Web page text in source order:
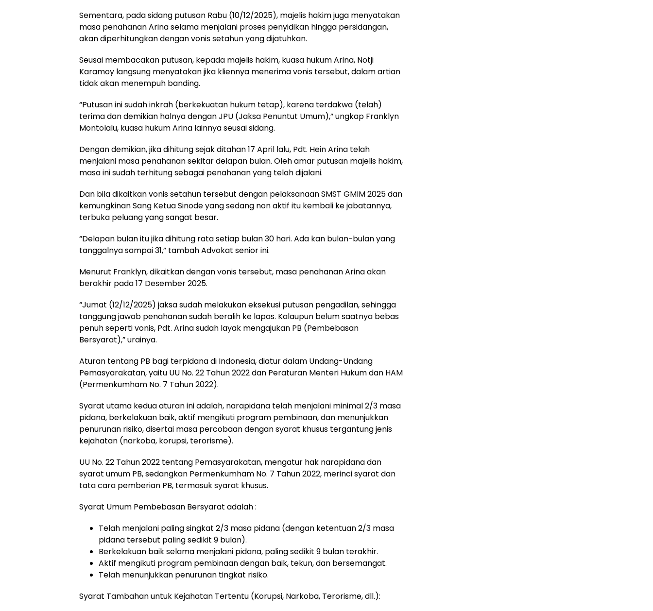
Sementara, pada sidang putusan Rabu (10/12/2025), majelis hakim juga menyatakan
masa penahanan Arina selama menjalani proses penyidikan hingga persidangan,
akan diperhitungkan dengan vonis setahun yang dijatuhkan.
Seusai membacakan putusan, kepada majelis hakim, kuasa hukum Arina, Notji
Karamoy langsung menyatakan jika kliennya menerima vonis tersebut, dalam artian
tidak akan menempuh banding.
“Putusan ini sudah inkrah (berkekuatan hukum tetap), karena terdakwa (telah)
terima dan demikian halnya dengan JPU (Jaksa Penuntut Umum),” ungkap Franklyn
Montolalu, kuasa hukum Arina lainnya seusai sidang.
Dengan demikian, jika dihitung sejak ditahan 17 April lalu, Pdt. Hein Arina telah
menjalani masa penahanan sekitar delapan bulan. Oleh amar putusan majelis hakim,
masa ini sudah terhitung sebagai penahanan yang telah dijalani.
Dan bila dikaitkan vonis setahun tersebut dengan pelaksanaan SMST GMIM 2025 dan
kemungkinan Sang Ketua Sinode yang sedang non aktif itu kembali ke jabatannya,
terbuka peluang yang sangat besar.
“Delapan bulan itu jika dihitung rata setiap bulan 30 hari. Ada kan bulan-bulan yang
tanggalnya sampai 31,” tambah Advokat senior ini.
Menurut Franklyn, dikaitkan dengan vonis tersebut, masa penahanan Arina akan
berakhir pada 17 Desember 2025.
“Jumat (12/12/2025) jaksa sudah melakukan eksekusi putusan pengadilan, sehingga
tanggung jawab penahanan sudah beralih ke lapas. Kalaupun belum saatnya bebas
penuh seperti vonis, Pdt. Arina sudah layak mengajukan PB (Pembebasan
Bersyarat),” urainya.
Aturan tentang PB bagi terpidana di Indonesia, diatur dalam Undang-Undang
Pemasyarakatan, yaitu UU No. 22 Tahun 2022 dan Peraturan Menteri Hukum dan HAM
(Permenkumham No. 7 Tahun 2022).
Syarat utama kedua aturan ini adalah, narapidana telah menjalani minimal 2/3 masa
pidana, berkelakuan baik, aktif mengikuti program pembinaan, dan menunjukkan
penurunan risiko, disertai masa percobaan dengan syarat khusus tergantung jenis
kejahatan (narkoba, korupsi, terorisme).
UU No. 22 Tahun 2022 tentang Pemasyarakatan, mengatur hak narapidana dan
syarat umum PB, sedangkan Permenkumham No. 7 Tahun 2022, merinci syarat dan
tata cara pemberian PB, termasuk syarat khusus.
Syarat Umum Pembebasan Bersyarat adalah :
Telah menjalani paling singkat 2/3 masa pidana (dengan ketentuan 2/3 masa
pidana tersebut paling sedikit 9 bulan).
Berkelakuan baik selama menjalani pidana, paling sedikit 9 bulan terakhir.
Aktif mengikuti program pembinaan dengan baik, tekun, dan bersemangat.
Telah menunjukkan penurunan tingkat risiko.
Syarat Tambahan untuk Kejahatan Tertentu (Korupsi, Narkoba, Terorisme, dll.):